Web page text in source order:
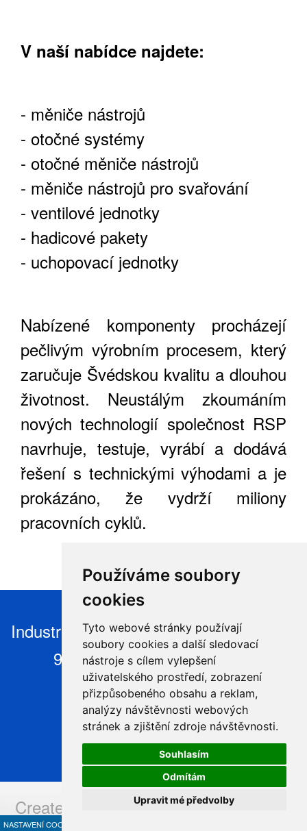
Používáme soubory
cookies
Tyto webové stránky používají
soubory cookies a další sledovací
nástroje s cílem vylepšení
uživatelského prostředí, zobrazení
přizpůsobeného obsahu a reklam,
analýzy návštěvnosti webových
stránek a zjištění zdroje návštěvnosti.
Souhlasím
Odmítám
Upravit mé předvolby
NASTAVENÍ COOKIES
V naší nabídce najdete:
- měniče nástrojů
- otočné systémy
- otočné měniče nástrojů
- měniče nástrojů pro svařování
- ventilové jednotky
- hadicové pakety
- uchopovací jednotky
Nabízené komponenty procházejí
pečlivým výrobním procesem, který
zaručuje Švédskou kvalitu a dlouhou
životnost. Neustálým zkoumáním
nových technologií společnost RSP
navrhuje, testuje, vyrábí a dodává
řešení s technickými výhodami a je
prokázáno, že vydrží miliony
pracovních cyklů.
Industry Robotics s.r.o, Nýdek 446, 739
95 Nýdek, Česká Republika
+420 604 925 295,
info@industryrobotics.cz,
www.industryrobotics.cz
Created and operated by:www.issa.cz